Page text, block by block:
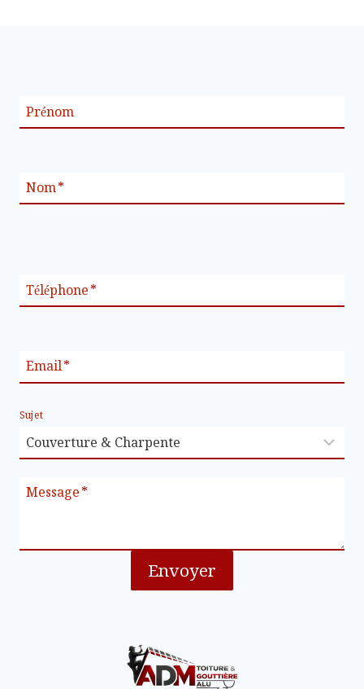
Prénom
Nom*
Téléphone *
Email*
Sujet
Message *
Envoyer